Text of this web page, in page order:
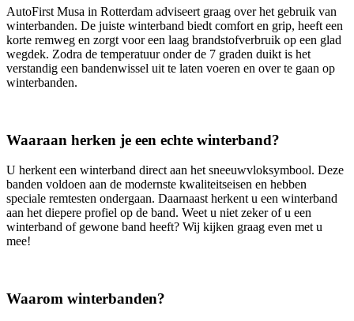
AutoFirst Musa in Rotterdam adviseert graag over het gebruik van
winterbanden. De juiste winterband biedt comfort en grip, heeft een
korte remweg en zorgt voor een laag brandstofverbruik op een glad
wegdek. Zodra de temperatuur onder de 7 graden duikt is het
verstandig een bandenwissel uit te laten voeren en over te gaan op
winterbanden.
Waaraan herken je een echte winterband?
U herkent een winterband direct aan het sneeuwvloksymbool. Deze
banden voldoen aan de modernste kwaliteitseisen en hebben
speciale remtesten ondergaan. Daarnaast herkent u een winterband
aan het diepere profiel op de band. Weet u niet zeker of u een
winterband of gewone band heeft? Wij kijken graag even met u
mee!
Waarom winterbanden?